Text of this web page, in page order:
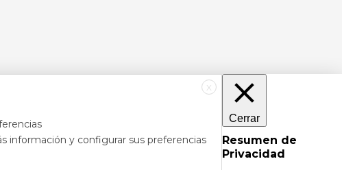
X
información y configurar sus preferencias
Cerrar
Resumen de
Privacidad